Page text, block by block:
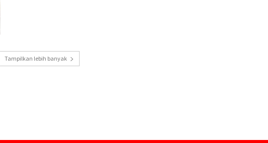
Tampilkan lebih banyak